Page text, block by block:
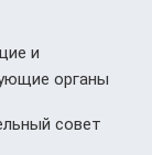
и
органы
совет